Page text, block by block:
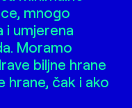
mnogo
i umjerena
Moramo
biljne hrane
hrane, čak i ako